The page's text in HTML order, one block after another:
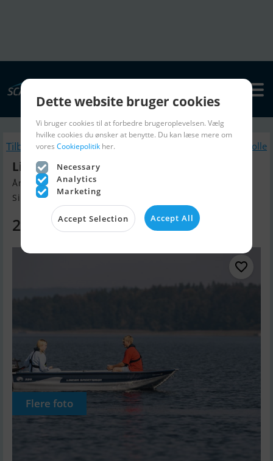
Tilbage Lignende Jolle
Linder 355 Sportsman
Årgang 2026, Jolle til salg
Silkeborg, Danmark
27.990 DKK
Flere foto
Dette website bruger cookies
Vi bruger cookies til at forbedre brugeroplevelsen. Vælg
hvilke cookies du ønsker at benytte. Du kan læse mere om
vores Cookiepolitik her.
Necessary
Analytics
Marketing
Accept Selection Accept All